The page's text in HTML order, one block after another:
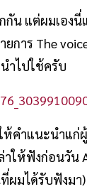
น แต่ผมเอง
ยการ The
ำไปใช้ครับ
ห้คำแนะนำแ
ให้ฟังก่อนวัน
ผมได้รับฟังมา)